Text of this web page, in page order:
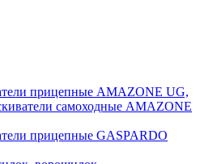
прицепные AMAZONE UG,
самоходные AMAZONE
прицепные GASPARDO